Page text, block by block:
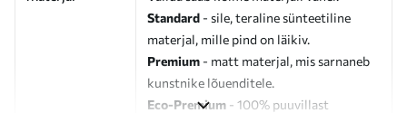
Standard - sile, teraline sünteetiline
materjal, mille pind on läikiv.
Premium - matt materjal, mis sarnaneb
kunstnike lõuenditele.
Eco-Premium - 100% puuvillast